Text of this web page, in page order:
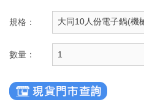
規格：
數量：